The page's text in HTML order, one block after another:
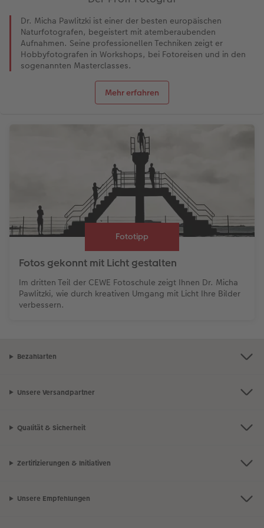
Dr. Micha Pawlitzki ist einer der besten europäischen
Naturfotografen, begeistert mit atemberaubenden
Aufnahmen. Seine professionellen Techniken zeigt er
Hobbyfotografen in Workshops, bei Fotoreisen und in den
sogenannten Masterclasses.
Mehr erfahren
Fototipp
Fotos gekonnt mit Licht gestalten
Im dritten Teil der CEWE Fotoschule zeigt Ihnen Dr. Micha
Pawlitzki, wie durch kreativen Umgang mit Licht Ihre Bilder
verbessern.
Bezahlarten
Unsere Versandpartner
Qualität & Sicherheit
Zertifizierungen & Initiativen
Unsere Empfehlungen